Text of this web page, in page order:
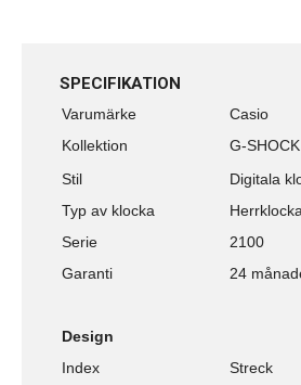
SPECIFIKATION
Varumärke
Casio
Kollektion
G-SHOCK
Stil
Digitala
Typ av klocka
Herrklocka
Serie
2100
Garanti
24
Design
Index
Streck